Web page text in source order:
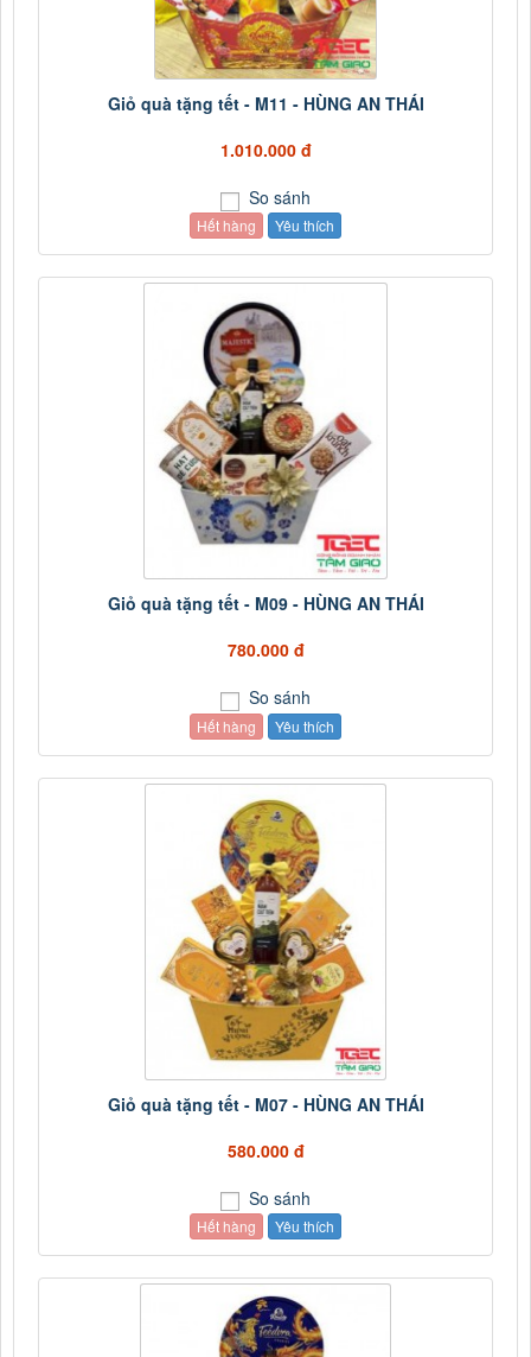
Giỏ quà tặng tết - M11 - HÙNG AN THÁI
1.010.000 đ
So sánh
Hết hàng Yêu thích
Giỏ quà tặng tết - M09 - HÙNG AN THÁI
780.000 đ
So sánh
Hết hàng Yêu thích
Giỏ quà tặng tết - M07 - HÙNG AN THÁI
580.000 đ
So sánh
Hết hàng Yêu thích